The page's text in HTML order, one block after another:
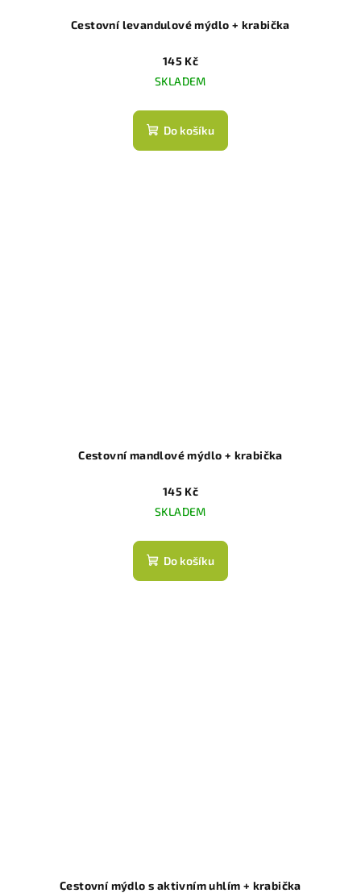
Cestovní levandulové mýdlo + krabička
145 Kč
SKLADEM
Do košíku
Cestovní mandlové mýdlo + krabička
145 Kč
SKLADEM
Do košíku
Cestovní mýdlo s aktivním uhlím + krabička